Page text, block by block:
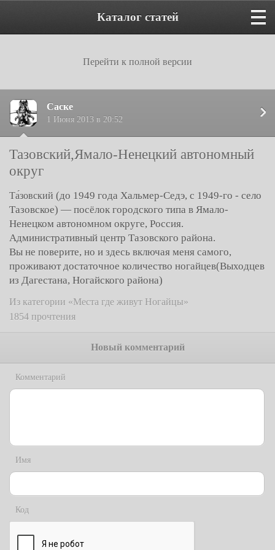
Каталог статей
Перейти к полной версии
Саске
1 Июня 2013 в 20:52
Тазовский,Ямало-Ненецкий автономный
округ
Та́зовский (до 1949 года Хальмер-Седэ, с 1949-го - село
Тазовское) — посёлок городского типа в Ямало-
Ненецком автономном округе, Россия.
Административный центр Тазовского района.
Вы не поверите, но и здесь включая меня самого,
проживают достаточное количество ногайцев(Выходцев
из Дагестана, Ногайского района)
Из категории «Места где живут Ногайцы»
1854 прочтения
Новый комментарий
Комментарий
Имя
Код